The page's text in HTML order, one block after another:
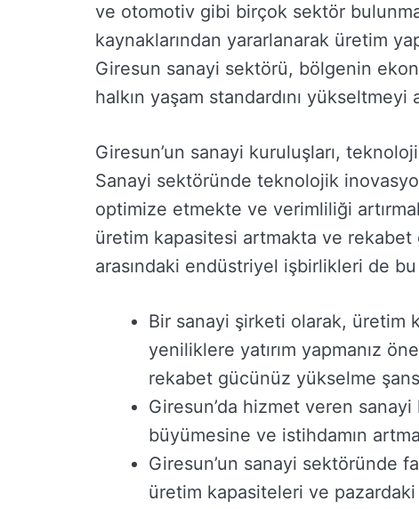
ve otomotiv gibi birçok sektör
kaynaklarından yararlanarak üretim
Giresun sanayi sektörü, bölgenin
halkın yaşam standardını yükseltmeyi
Giresun’un sanayi kuruluşları,
Sanayi sektöründe teknolojik
optimize etmekte ve verimliliği
üretim kapasitesi artmakta ve
arasındaki endüstriyel işbirlikleri de bu
Bir sanayi şirketi olarak,
yeniliklere yatırım yapmanız
rekabet gücünüz yükselme
Giresun’da hizmet veren
büyümesine ve istihdamın
Giresun’un sanayi sektöründe
üretim kapasiteleri ve